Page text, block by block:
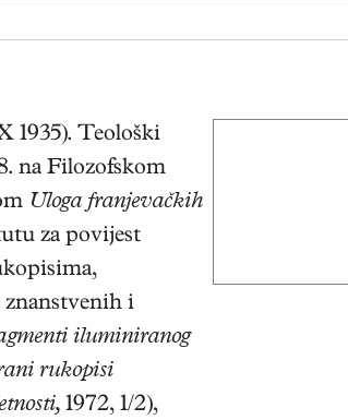
1935). Teološki
na Filozofskom
Uloga franjevačkih
za povijest
i
iluminiranog
rukopisi
1972, 1/2),